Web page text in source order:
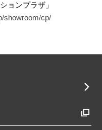
ョンプラザ」
showroom/cp/